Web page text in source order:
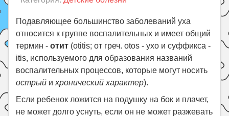
Праздники
Психология
Летом!
Поиск
Подавляющее большинство заболеваний уха
относится к группе воспалительных и имеет общий
термин -отит (otitis; от греч. otos - ухо и суффикса -
itis, используемого для образования названий
воспалительных процессов, которые могут носить
острый ихронический характер).
Если ребенок ложится на подушку на бок и плачет,
не может долго уснуть, если он не может разжевать